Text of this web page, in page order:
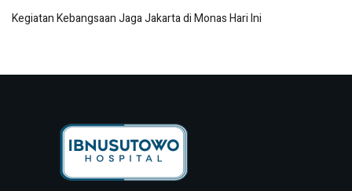
Kegiatan Kebangsaan Jaga Jakarta di Monas Hari Ini